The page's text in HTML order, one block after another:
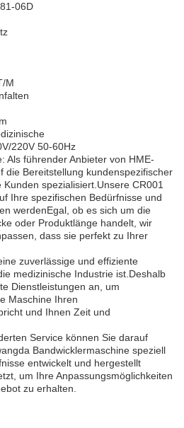
06D
M
220V 50-60Hz
Als führender Anbieter von HME-
die Bereitstellung kundenspezifischer
spezialisiert.Unsere CR001
Ihre spezifischen Bedürfnisse und
werdenEgal, ob es sich um die
oder Produktlänge handelt, wir
dass sie perfekt zu Ihrer
zuverlässige und effiziente
medizinische Industrie ist.Deshalb
Dienstleistungen an, um
Maschine Ihren
und Ihnen Zeit und
Service können Sie darauf
Bandwicklermaschine speziell
entwickelt und hergestellt
um Ihre Anpassungsmöglichkeiten
zu erhalten.